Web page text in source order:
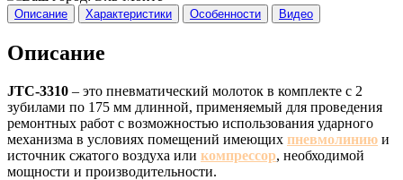
Описание Характеристики Особенности Видео
Описание
JTC-3310 – это пневматический молоток в комплекте с 2
зубилами по 175 мм длинной, применяемый для проведения
ремонтных работ с возможностью использования ударного
механизма в условиях помещений имеющих пневмолинию и
источник сжатого воздуха или компрессор, необходимой
мощности и производительности.